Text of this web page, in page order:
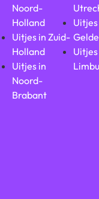
Noord-
Holland
Uitjes in Zuid-
Holland
Uitjes in
Noord-
Brabant